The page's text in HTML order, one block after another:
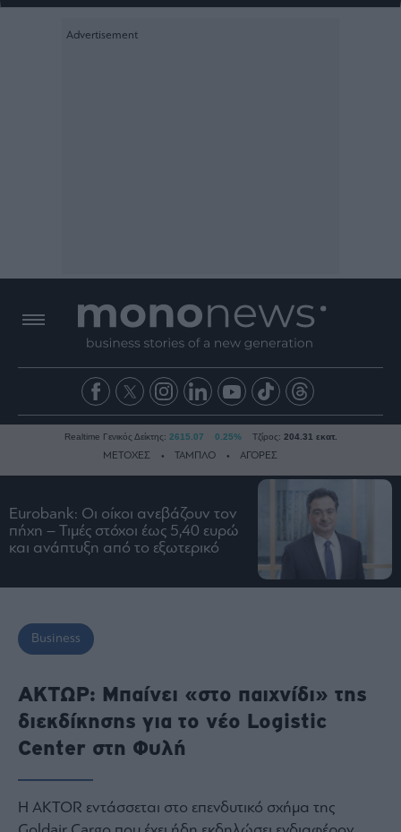
Ειδήσεις
Οικονομία
Ναυτιλία
Real
Ενέργεια
Πολιτική
Πολιτισμός
Law
Bloomberg
Realtime Γενικός Δείκτης: 2615.07 0.25% Τζίρος: 204.31 εκατ.
ΜΕΤΟΧΕΣ ΤΑΜΠΛΟ ΑΓΟΡΕΣ
Eurobank: Οι οίκοι ανεβάζουν τον
πήχη – Τιμές στόχοι έως 5,40 ευρώ
και ανάπτυξη από το εξωτερικό
Business
ΑΚΤΩΡ: Μπαίνει «στο παιχνίδι» της
διεκδίκησης για το νέο Logistic
Center στη Φυλή
H AKTOR εντάσσεται στο επενδυτικό σχήμα της